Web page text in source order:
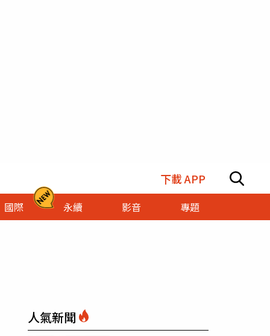
下載 APP
國際 永續 影音 專題
人氣新聞